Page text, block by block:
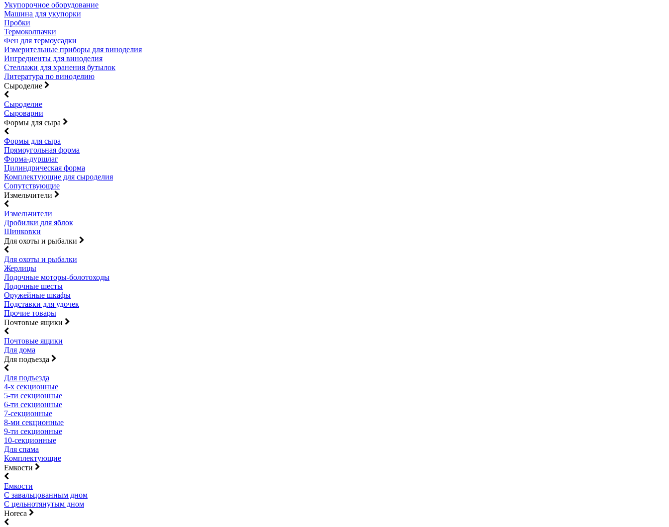
Укупорочное оборудование
Машина для укупорки
Пробки
Термоколпачки
Фен для термоусадки
Измерительные приборы для виноделия
Ингредиенты для виноделия
Стеллажи для хранения бутылок
Литература по виноделию
Сыроделие
Сыроделие
Сыроварни
Формы для сыра
Формы для сыра
Прямоугольная форма
Форма-дуршлаг
Цилиндрическая форма
Комплектующие для сыроделия
Сопутствующие
Измельчители
Измельчители
Дробилки для яблок
Шинковки
Для охоты и рыбалки
Для охоты и рыбалки
Жерлицы
Лодочные моторы-болотоходы
Лодочные шесты
Оружейные шкафы
Подставки для удочек
Прочие товары
Почтовые ящики
Почтовые ящики
Для дома
Для подъезда
Для подъезда
4-х секционные
5-ти секционные
6-ти секционные
7-секционные
8-ми секционные
9-ти секционные
10-секционные
Для спама
Комплектующие
Емкости
Емкости
С завальцованным дном
С цельнотянутым дном
Horeca